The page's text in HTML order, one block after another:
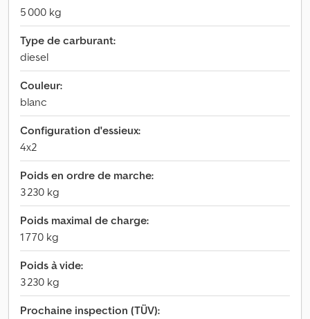
5 000 kg
Type de carburant:
diesel
Couleur:
blanc
Configuration d'essieux:
4x2
Poids en ordre de marche:
3 230 kg
Poids maximal de charge:
1 770 kg
Poids à vide:
3 230 kg
Prochaine inspection (TÜV):